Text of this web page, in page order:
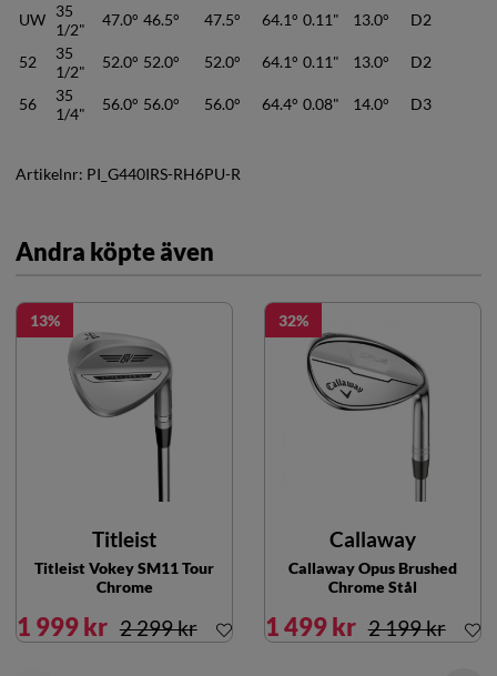
UW 35
1/2"
47.0° 46.5° 47.5° 64.1° 0.11" 13.0° D2
52
35
1/2"
52.0° 52.0° 52.0° 64.1° 0.11" 13.0° D2
56
35
1/4"
56.0° 56.0° 56.0° 64.4° 0.08" 14.0° D3
Artikelnr: PI_G440IRS-RH6PU-R
Andra köpte även
13
Titleist
Titleist Vokey SM11 Tour
Chrome
1 999 kr 2 299 kr
32
Callaway
Callaway Opus Brushed
Chrome Stål
1 499 kr 2 199 kr